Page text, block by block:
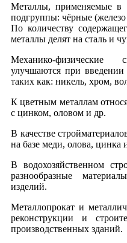
Металлы, применяемые в
подгруппы: чёрные
По количеству
металлы делят на сталь и
Механико-физические
улучшаются при
таких как: никель, хром,
К цветным металлам
с цинком, оловом и др.
В качестве
на базе меди, олова, цинка
В водохозяйственном
разнообразные
изделий.
Металлопрокат и
реконструкции и
производственных зданий.